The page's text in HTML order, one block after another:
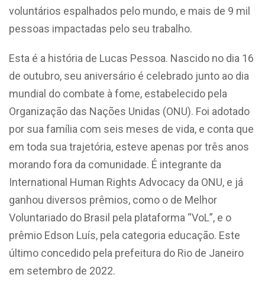
voluntários espalhados pelo mundo, e mais de 9 mil
pessoas impactadas pelo seu trabalho.
Esta é a história de Lucas Pessoa. Nascido no dia 16
de outubro, seu aniversário é celebrado junto ao dia
mundial do combate à fome, estabelecido pela
Organização das Nações Unidas (ONU). Foi adotado
por sua família com seis meses de vida, e conta que
em toda sua trajetória, esteve apenas por três anos
morando fora da comunidade. É integrante da
International Human Rights Advocacy da ONU, e já
ganhou diversos prêmios, como o de Melhor
Voluntariado do Brasil pela plataforma “VoL”, e o
prêmio Edson Luís, pela categoria educação. Este
último concedido pela prefeitura do Rio de Janeiro
em setembro de 2022.